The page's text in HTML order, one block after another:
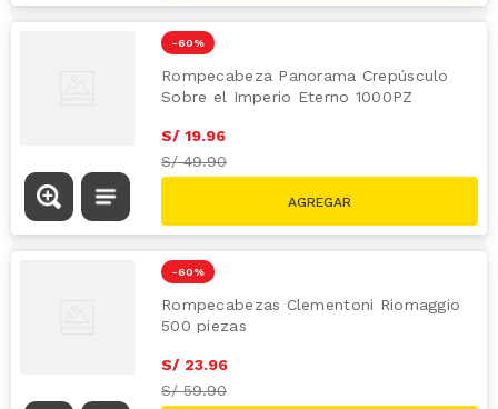
-60 %
Rompecabeza Panorama Crepúsculo
Sobre el Imperio Eterno 1000PZ
S/ 19.96
S/49.90
-60 %
Rompecabezas Clementoni Riomaggio
500 piezas
S/ 23.96
S/59.90